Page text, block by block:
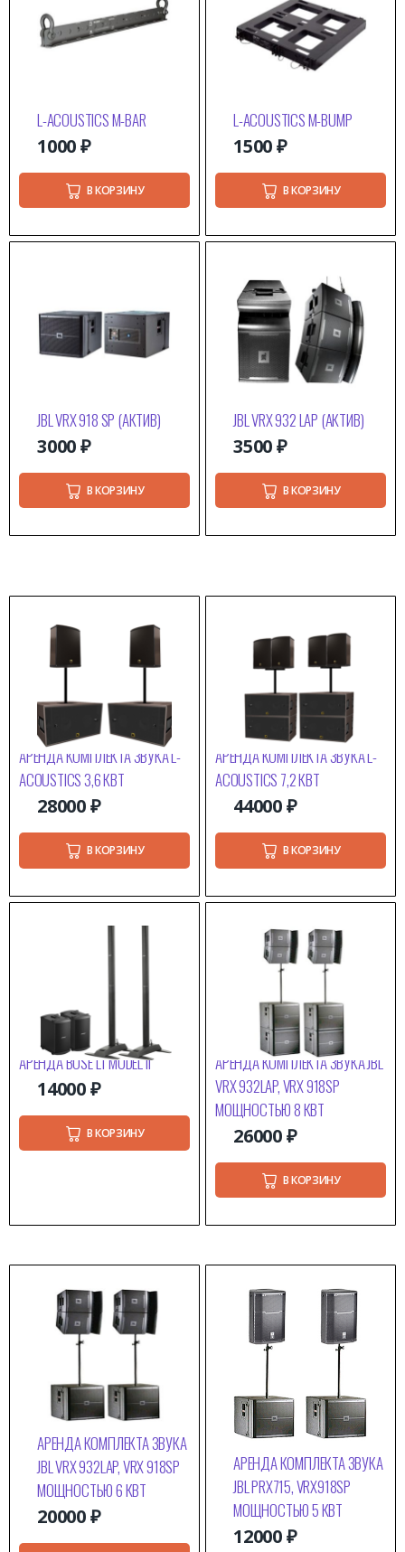
L-ACOUSTICS M-BAR
1000₽
В КОРЗИНУ
L-ACOUSTICS M-BUMP
1500₽
В КОРЗИНУ
JBL VRX 918 SP (АКТИВ)
3000₽
В КОРЗИНУ
JBL VRX 932 LAP (АКТИВ)
3500₽
В КОРЗИНУ
АРЕНДА КОМПЛЕКТА ЗВУКА L-
ACOUSTICS 3,6 КВТ
28000₽
В КОРЗИНУ
АРЕНДА КОМПЛЕКТА ЗВУКА L-
ACOUSTICS 7,2 КВТ
44000₽
В КОРЗИНУ
АРЕНДА BOSE L1 MODEL II
14000₽
В КОРЗИНУ
АРЕНДА КОМПЛЕКТА ЗВУКА JBL
VRX 932LAP, VRX 918SP
МОЩНОСТЬЮ 8 КВТ
26000₽
В КОРЗИНУ
АРЕНДА КОМПЛЕКТА ЗВУКА
JBL VRX 932LAP, VRX 918SP
МОЩНОСТЬЮ 6 КВТ
20000₽
АРЕНДА КОМПЛЕКТА ЗВУКА
JBL PRX715, VRX918SP
МОЩНОСТЬЮ 5 КВТ
12000₽